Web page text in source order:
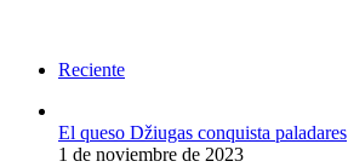
Reciente
El queso Džiugas conquista paladares
1 de noviembre de 2023